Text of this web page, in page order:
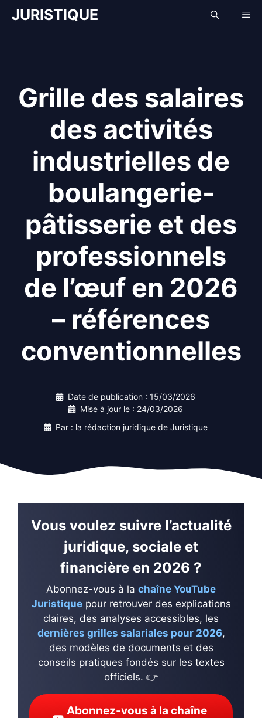
AllerJURISTIQUE
Grille des salaires
des activités
industrielles de
boulangerie-
pâtisserie et des
professionnels
de l’œuf en 2026
– références
conventionnelles
Date de publication : 15/03/2026
Mise à jour le : 24/03/2026
Par : la rédaction juridique de Juristique
Vous voulez suivre l’actualité
juridique, sociale et
financière en 2026 ?
Abonnez-vous à la chaîne YouTube
Juristiquepour retrouver des explications
claires, des analyses accessibles, les
dernières grilles salariales pour 2026,
des modèles de documents et des
conseils pratiques fondés sur les textes
officiels. 👉
Abonnez-vous à la chaîne